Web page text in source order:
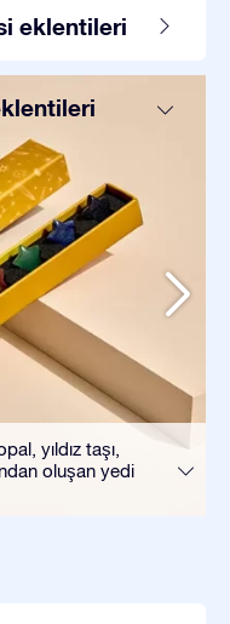
eklentileri
yıldız taşı,
oluşan yedi